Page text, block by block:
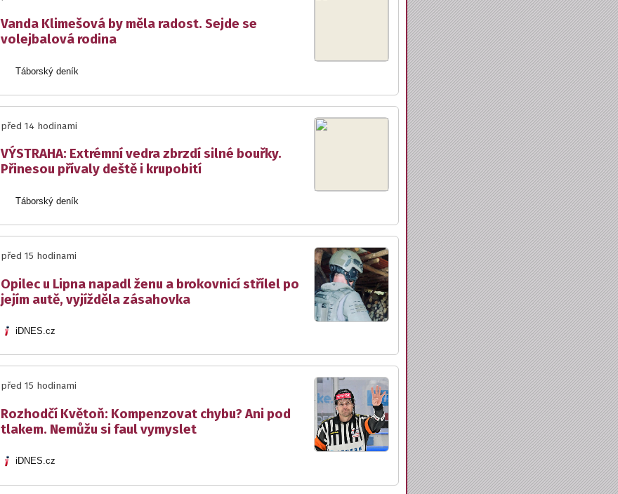
Vanda Klimešová by měla radost. Sejde se
volejbalová rodina
Táborský deník
před 14 hodinami
VÝSTRAHA: Extrémní vedra zbrzdí silné bouřky.
Přinesou přívaly deště i krupobití
Táborský deník
před 15 hodinami
Opilec u Lipna napadl ženu a brokovnicí střílel po
jejím autě, vyjížděla zásahovka
iDNES.cz
před 15 hodinami
Rozhodčí Květoň: Kompenzovat chybu? Ani pod
tlakem. Nemůžu si faul vymyslet
iDNES.cz